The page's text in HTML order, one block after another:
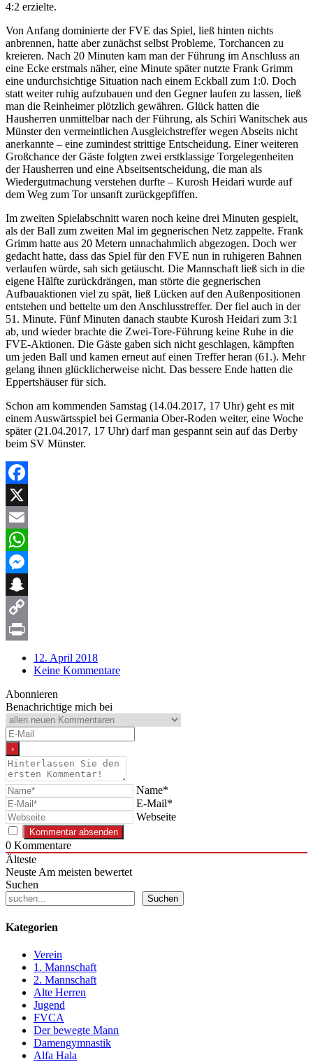
4:2 erzielte.
Von Anfang dominierte der FVE das Spiel, ließ hinten nichts
anbrennen, hatte aber zunächst selbst Probleme, Torchancen zu
kreieren. Nach 20 Minuten kam man der Führung im Anschluss an
eine Ecke erstmals näher, eine Minute später nutzte Frank Grimm
eine undurchsichtige Situation nach einem Eckball zum 1:0. Doch
statt weiter ruhig aufzubauen und den Gegner laufen zu lassen, ließ
man die Reinheimer plötzlich gewähren. Glück hatten die
Hausherren unmittelbar nach der Führung, als Schiri Wanitschek aus
Münster den vermeintlichen Ausgleichstreffer wegen Abseits nicht
anerkannte – eine zumindest strittige Entscheidung. Einer weiteren
Großchance der Gäste folgten zwei erstklassige Torgelegenheiten
der Hausherren und eine Abseitsentscheidung, die man als
Wiedergutmachung verstehen durfte – Kurosh Heidari wurde auf
dem Weg zum Tor unsanft zurückgepfiffen.
Im zweiten Spielabschnitt waren noch keine drei Minuten gespielt,
als der Ball zum zweiten Mal im gegnerischen Netz zappelte. Frank
Grimm hatte aus 20 Metern unnachahmlich abgezogen. Doch wer
gedacht hatte, dass das Spiel für den FVE nun in ruhigeren Bahnen
verlaufen würde, sah sich getäuscht. Die Mannschaft ließ sich in die
eigene Hälfte zurückdrängen, man störte die gegnerischen
Aufbauaktionen viel zu spät, ließ Lücken auf den Außenpositionen
entstehen und bettelte um den Anschlusstreffer. Der fiel auch in der
51. Minute. Fünf Minuten danach staubte Kurosh Heidari zum 3:1
ab, und wieder brachte die Zwei-Tore-Führung keine Ruhe in die
FVE-Aktionen. Die Gäste gaben sich nicht geschlagen, kämpften
um jeden Ball und kamen erneut auf einen Treffer heran (61.). Mehr
gelang ihnen glücklicherweise nicht. Das bessere Ende hatten die
Eppertshäuser für sich.
Schon am kommenden Samstag (14.04.2017, 17 Uhr) geht es mit
einem Auswärtsspiel bei Germania Ober-Roden weiter, eine Woche
später (21.04.2017, 17 Uhr) darf man gespannt sein auf das Derby
beim SV Münster.
Facebook
X
Email
WhatsApp
Messenger
Snapchat
Copy
12. April 2018
Keine Kommentare
Abonnieren
Benachrichtige mich bei
Name*
E-Mail*
Webseite
0 Kommentare
Älteste
NeusteAm meisten bewertet
Suchen
Suchen
Kategorien
Verein
1. Mannschaft
2. Mannschaft
Alte Herren
Jugend
FVCA
Der bewegte Mann
Damengymnastik
Alfa Hala